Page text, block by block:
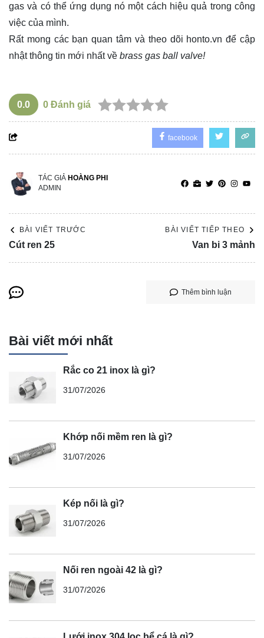
gas và có thể ứng dụng nó một cách hiệu quả trong công
việc của mình.
Rất mong các bạn quan tâm và theo dõi honto.vn để cập
nhật thông tin mới nhất về brass gas ball valve!
0.0 0 Đánh giá
facebook
TÁC GIẢ HOÀNG PHI
ADMIN
BÀI VIẾT TRƯỚC
Cút ren 25
BÀI VIẾT TIẾP THEO
Van bi 3 mảnh
Thêm bình luận
Bài viết mới nhất
Rắc co 21 inox là gì?
31/07/2026
Khớp nối mềm ren là gì?
31/07/2026
Kép nối là gì?
31/07/2026
Nối ren ngoài 42 là gì?
31/07/2026